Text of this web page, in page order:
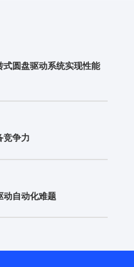
圆盘驱动系统实现性能
竞争力
动自动化难题